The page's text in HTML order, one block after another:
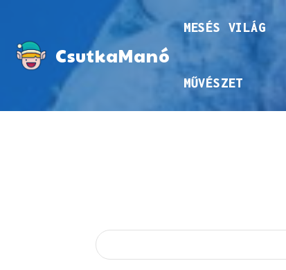
CsutkaManó
MESÉS VILÁG
MŰVÉSZET